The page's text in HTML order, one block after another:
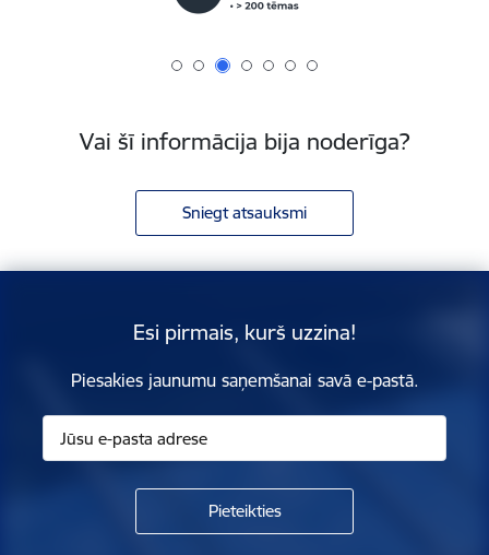
Vai šī informācija bija noderīga?
Sniegt atsauksmi
Esi pirmais, kurš uzzina!
Piesakies jaunumu saņemšanai savā e-pastā.